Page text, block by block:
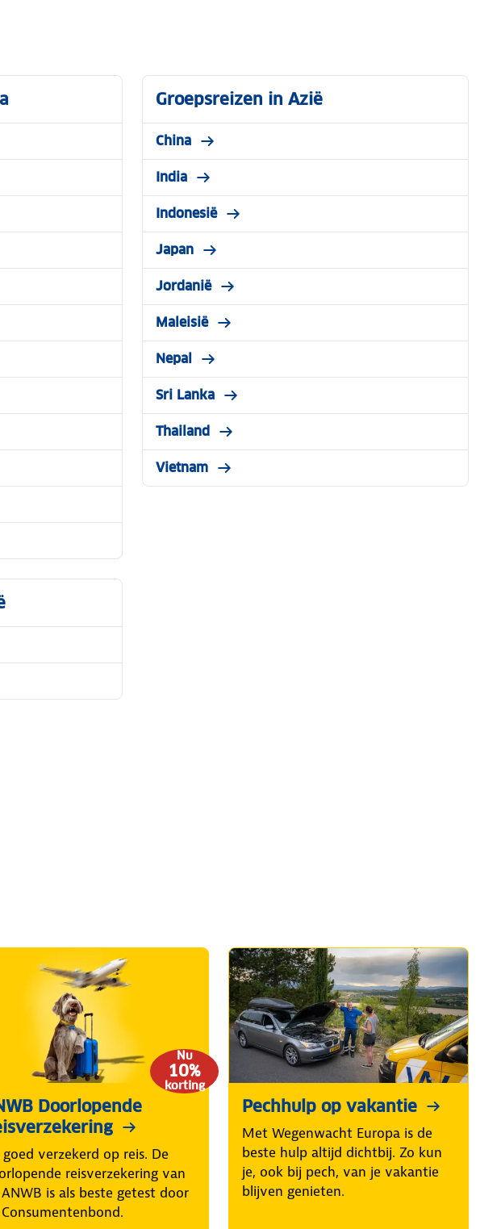
Groepsreizen in Azië
China
India
Indonesië
Japan
Jordanië
Maleisië
Nepal
Sri Lanka
Thailand
Vietnam
Nu
10%
korting
Doorlopende
goed verzekerd op reis. De
reisverzekering van
is als beste getest door
Pechhulp op vakantie
Met Wegenwacht Europa is de
beste hulp altijd dichtbij. Zo kun
je, ook bij pech, van je vakantie
blijven genieten.